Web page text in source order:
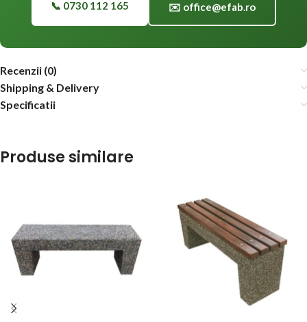
📞 0730 112 165 ✉️ office@efab.ro
Recenzii (0)
Shipping & Delivery
Specificatii
Produse similare